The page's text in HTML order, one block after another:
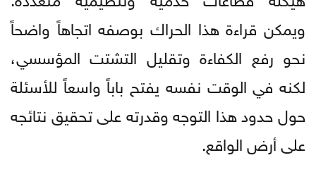
ويمكن قراءة هذا الحراك بوصفه اتجاهاً واضحاً
نحو رفع الكفاءة وتقليل التشتت المؤسسي،
لكنه في الوقت نفسه يفتح باباً واسعاً للأسئلة
حول حدود هذا التوجه وقدرته على تحقيق نتائجه
على أرض الواقع.